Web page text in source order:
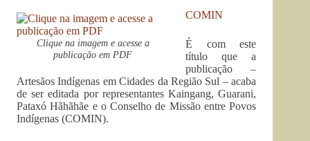
Clique na imagem e acesse a
publicação em PDF
COMIN
É com este
título que a
publicação –
Artesãos Indígenas em Cidades da Região Sul – acaba
de ser editada por representantes Kaingang, Guarani,
Pataxó Hãhãhãe e o Conselho de Missão entre Povos
Indígenas (COMIN).